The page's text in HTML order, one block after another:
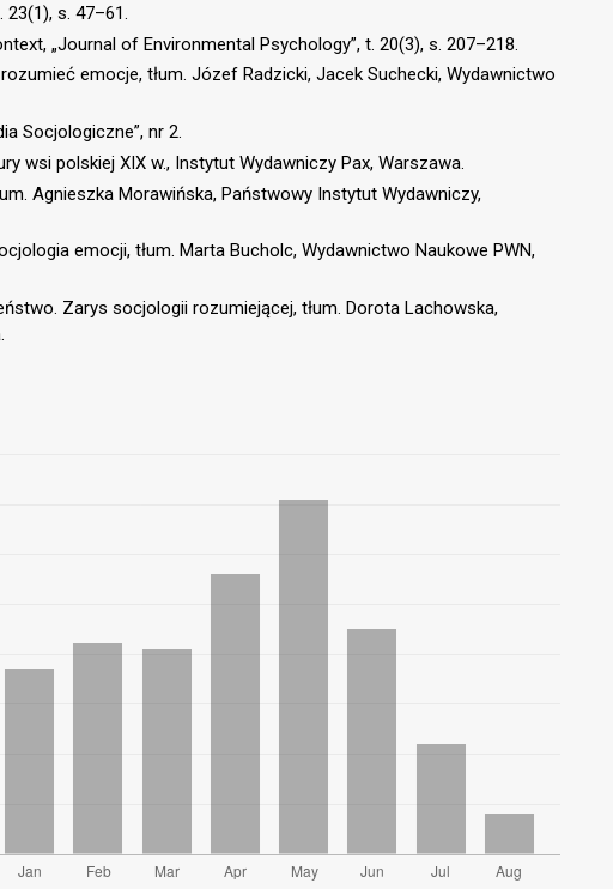
23(1), s. 47–61.
„Journal of Environmental Psychology”, t. 20(3), s. 207–218.
emocje, tłum. Józef Radzicki, Jacek Suchecki, Wydawnictwo
Socjologiczne”, nr 2.
wsi polskiej XIX w., Instytut Wydawniczy Pax, Warszawa.
Agnieszka Morawińska, Państwowy Instytut Wydawniczy,
emocji, tłum. Marta Bucholc, Wydawnictwo Naukowe PWN,
Zarys socjologii rozumiejącej, tłum. Dorota Lachowska,